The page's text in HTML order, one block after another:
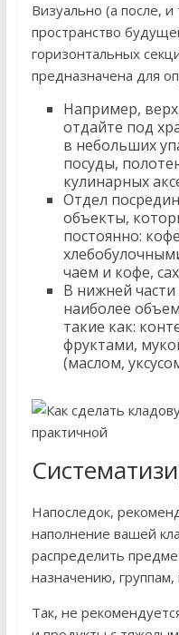
Визуально (а после,
пространство
горизонтальных
предназначена для
Например,
отдайте под
в небольших
посуды,
кулинарных
Отдел
объекты,
постоянно:
чаем и кофе,
В нижней
наиболее
такие как:
фруктами,
(маслом,
Напоследок,
наполнение вашей
распределить
назначению,
Так, не